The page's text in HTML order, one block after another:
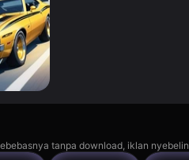
tanpa download, iklan